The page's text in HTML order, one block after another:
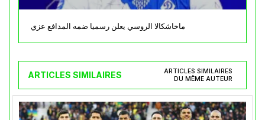
ماخاشكالا الروسي يعلن رسميا ضمه المدافع عزي
ARTICLES SIMILAIRES
ARTICLES SIMILAIRES
DU MÊME AUTEUR